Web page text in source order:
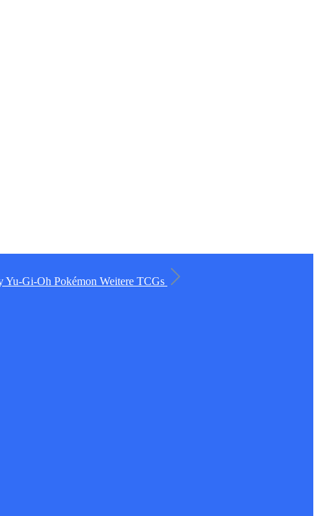
Yu-Gi-Oh Pokémon Weitere TCGs